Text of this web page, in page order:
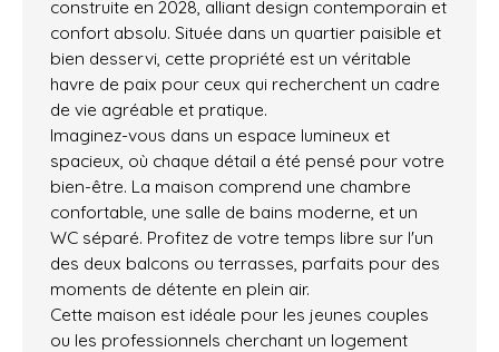
construite en 2028, alliant design contemporain et
confort absolu. Située dans un quartier paisible et
bien desservi, cette propriété est un véritable
havre de paix pour ceux qui recherchent un cadre
de vie agréable et pratique.
Imaginez-vous dans un espace lumineux et
spacieux, où chaque détail a été pensé pour votre
bien-être. La maison comprend une chambre
confortable, une salle de bains moderne, et un
WC séparé. Profitez de votre temps libre sur l'un
des deux balcons ou terrasses, parfaits pour des
moments de détente en plein air.
Cette maison est idéale pour les jeunes couples
ou les professionnels cherchant un logement